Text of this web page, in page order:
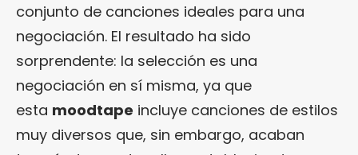
conjunto de canciones ideales para una
negociación. El resultado ha sido
sorprendente: la selección es una
negociación en sí misma, ya que
esta moodtape incluye canciones de estilos
muy diversos que, sin embargo, acaban